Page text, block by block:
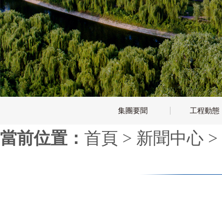
集團要聞 工程動態
當前位置： 首頁 > 新聞中心 >